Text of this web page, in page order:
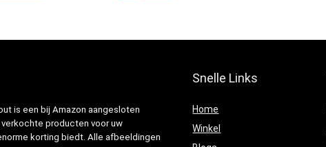
is een bij Amazon aangesloten
producten voor uw
korting biedt. Alle afbeeldingen
Snelle Links
Home
Winkel